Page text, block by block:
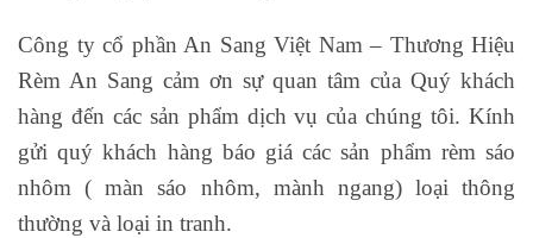
Công ty cổ phần An Sang Việt Nam – Thương Hiệu
Rèm An Sang cảm ơn sự quan tâm của Quý khách
hàng đến các sản phẩm dịch vụ của chúng tôi. Kính
gửi quý khách hàng báo giá các sản phẩm rèm sáo
nhôm ( màn sáo nhôm, mành ngang) loại thông
thường và loại in tranh.